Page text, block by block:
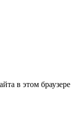
в этом браузере